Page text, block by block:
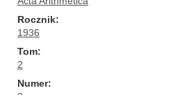
Rocznik
1936
Tom
2
Numer